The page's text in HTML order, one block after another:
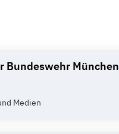
Bundeswehr München
Medien